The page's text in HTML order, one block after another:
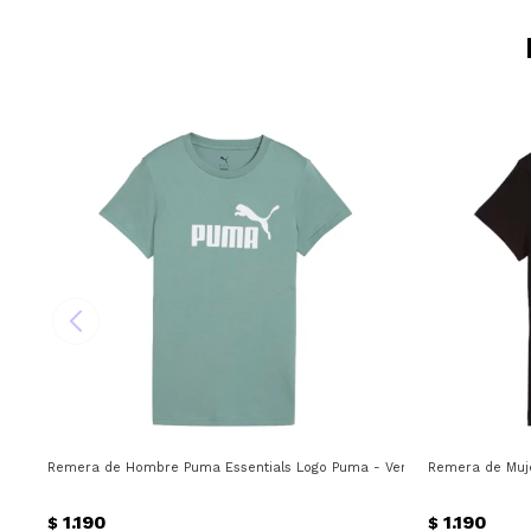
Remera de Hombre Puma Essentials Logo Puma - Verde
$ 1.190
Remera de
$ 1.190